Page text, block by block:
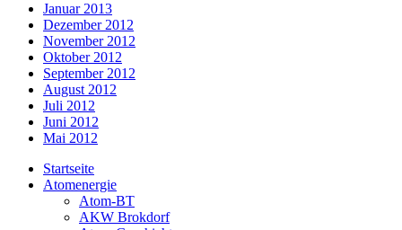
Januar 2013
Dezember 2012
November 2012
Oktober 2012
September 2012
August 2012
Juli 2012
Juni 2012
Mai 2012
Startseite
Atomenergie
Atom-BT
AKW Brokdorf